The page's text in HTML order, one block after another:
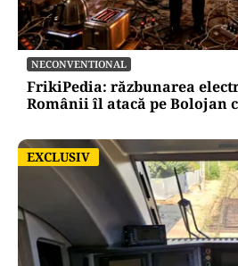
NECONVENTIONAL
FrikiPedia: răzbunarea
Românii îl atacă pe Bolojan
EXCLUSIV
EXCLUSIV